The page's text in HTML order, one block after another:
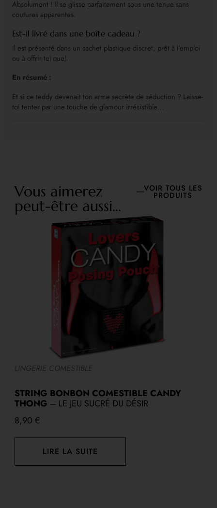
Absolument ! Il se glisse parfaitement sous une tenue sans
coutures apparentes.
Est-il livré dans une boîte cadeau ?
Il est présenté dans un sachet plastique discret, prêt à l’emploi
ou à offrir tel quel.
En résumé :
Et si ce teddy devenait ton arme secrète de séduction ? Laisse-
toi tenter par une touche de glamour irrésistible…
Vous aimerez
peut-être aussi...
VOIR TOUS LES
PRODUITS
LINGERIE COMESTIBLE
STRING BONBON COMESTIBLE CANDY
THONG – LE JEU SUCRÉ DU DÉSIR
8,90 €
LIRE LA SUITE